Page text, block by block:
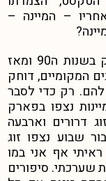
– המיינה –
המיינה היא מין פולש, שהגיע לארץ רק בשנות ה90 ומאז
המקומיים, דוחק
רק כדי לסבר
נצפו בפארק
דרורים וארבעה
שבוע נצפו זוג
אף אני במו
שערכתי. סיפורים